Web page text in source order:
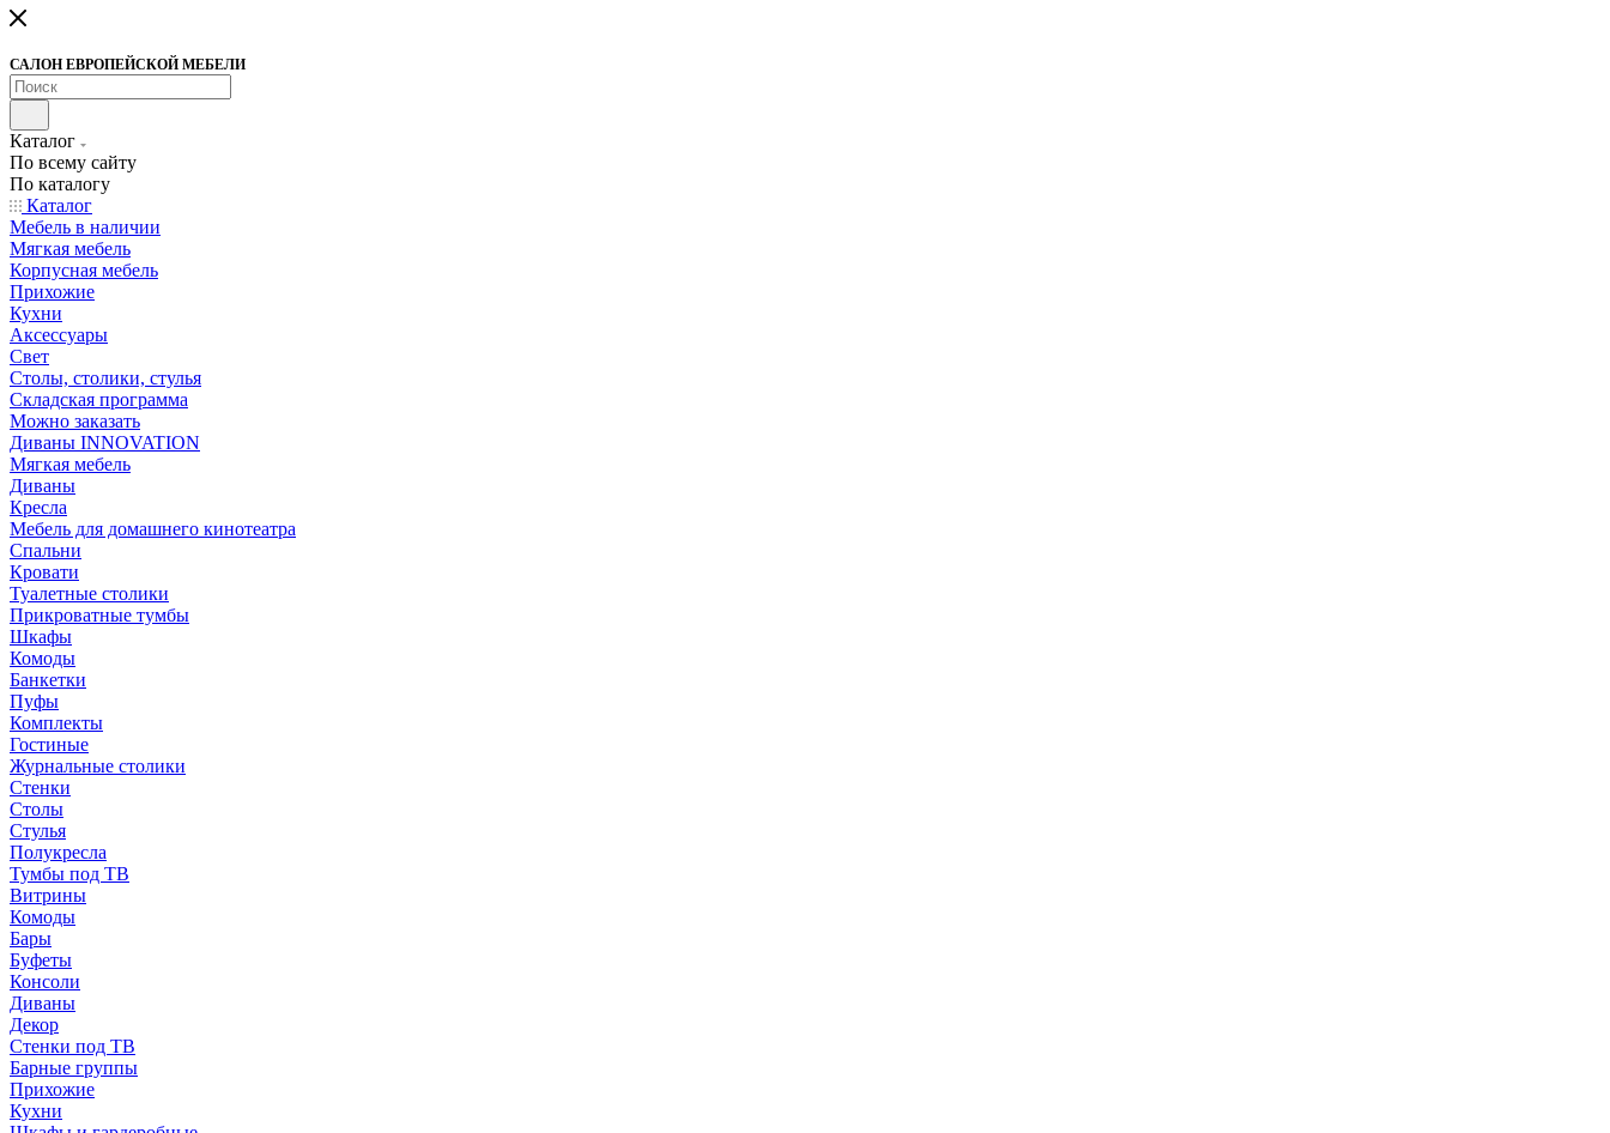
САЛОН ЕВРОПЕЙСКОЙ МЕБЕЛИ
Каталог
По всему сайту
По каталогу
Каталог
Мебель в наличии
Мягкая мебель
Корпусная мебель
Прихожие
Кухни
Аксессуары
Свет
Столы, столики, стулья
Складская программа
Можно заказать
Диваны INNOVATION
Мягкая мебель
Диваны
Кресла
Мебель для домашнего кинотеатра
Спальни
Кровати
Туалетные столики
Прикроватные тумбы
Шкафы
Комоды
Банкетки
Пуфы
Комплекты
Гостиные
Журнальные столики
Стенки
Столы
Стулья
Полукресла
Тумбы под ТВ
Витрины
Комоды
Бары
Буфеты
Консоли
Диваны
Декор
Стенки под ТВ
Барные группы
Прихожие
Кухни